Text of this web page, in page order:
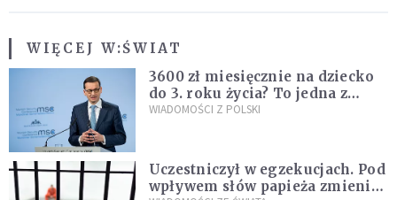
WIĘCEJ W:ŚWIAT
3600 zł miesięcznie na dziecko
do 3. roku życia? To jedna z
propozycji programu "Rozwój
WIADOMOŚCI Z POLSKI
Uczestniczył w egzekucjach. Pod
wpływem słów papieża zmienił